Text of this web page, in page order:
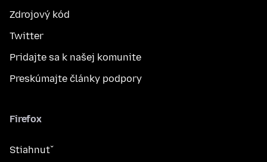
Zdrojový kód
Twitter
Pridajte sa k našej komunite
Preskúmajte články podpory
Firefox
Stiahnuť